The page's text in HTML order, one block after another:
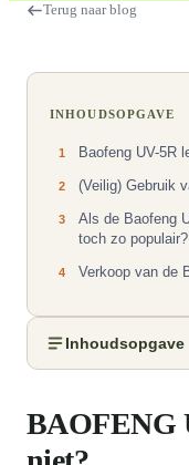
Terug naar blog
INHOUDSOPGAVE
1 Baofeng UV-5R
2 (Veilig) Gebruik
3
Als de Baofeng
toch zo populair?
4 Verkoop van de
Inhoudsopgave
BAOFENG